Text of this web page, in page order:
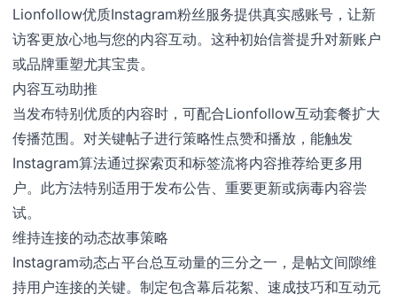
Lionfollow优质Instagram粉丝服务提供真实感账号，让新
访客更放心地与您的内容互动。这种初始信誉提升对新账户
或品牌重塑尤其宝贵。
内容互动助推
当发布特别优质的内容时，可配合Lionfollow互动套餐扩大
传播范围。对关键帖子进行策略性点赞和播放，能触发
Instagram算法通过探索页和标签流将内容推荐给更多用
户。此方法特别适用于发布公告、重要更新或病毒内容尝
试。
维持连接的动态故事策略
Instagram动态占平台总互动量的三分之一，是帖文间隙维
持用户连接的关键。制定包含幕后花絮、速成技巧和互动元